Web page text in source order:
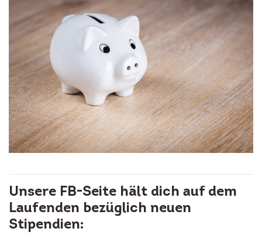
Unsere FB-Seite hält dich auf dem
Laufenden bezüglich neuen
Stipendien: